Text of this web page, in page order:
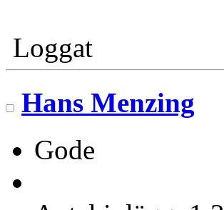
Loggat
Hans Menzing
Gode